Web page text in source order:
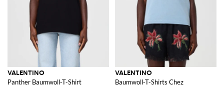
VALENTINO
Panther Baumwoll-T-Shirt
VALENTINO
Baumwoll-T-Shirts Chez